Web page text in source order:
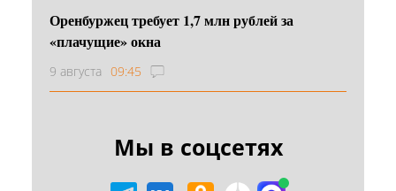
Оренбуржец требует 1,7 млн рублей за
«плачущие» окна
9 августа 09:45
Мы в соцсетях